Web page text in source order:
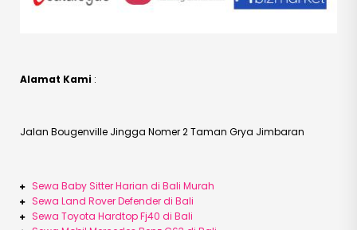
Alamat Kami :
Jalan Bougenville Jingga Nomer 2 Taman Grya Jimbaran
Sewa Baby Sitter Harian di Bali Murah
Sewa Land Rover Defender di Bali
Sewa Toyota Hardtop Fj40 di Bali